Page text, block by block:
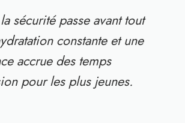
sécurité passe avant tout
constante et une
accrue des temps
pour les plus jeunes.